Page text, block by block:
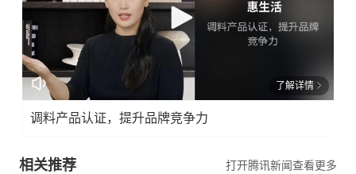
了解详情
调料产品认证，提升品牌竞争力
相关推荐 打开腾讯新闻查看更多